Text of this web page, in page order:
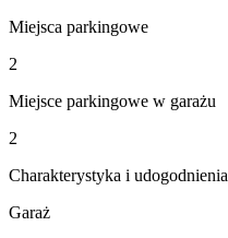
Miejsca parkingowe
2
Miejsce parkingowe w garażu
2
Charakterystyka i udogodnienia
Garaż